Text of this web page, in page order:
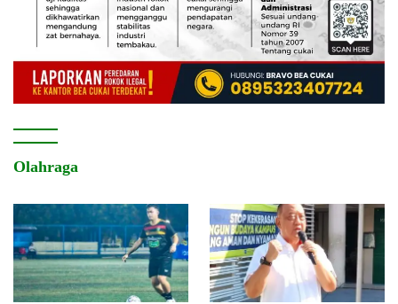
Olahraga